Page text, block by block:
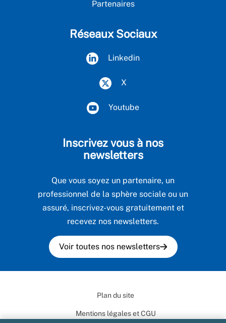
Partenaires
Réseaux Sociaux
Linkedin
X
Youtube
Inscrivez vous à nos
newsletters
Que vous soyez un partenaire, un
professionnel de la sphère sociale ou un
assuré, inscrivez-vous gratuitement et
recevez nos newsletters.
Voir toutes nos newsletters
Plan du site
Mentions légales et CGU